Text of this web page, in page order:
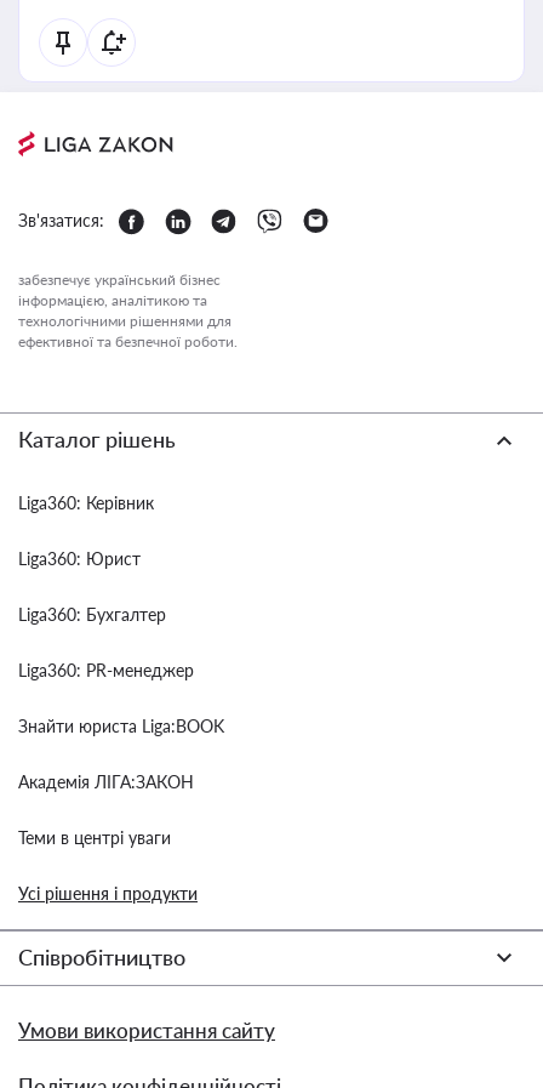
Зв'язатися:
забезпечує український бізнес
інформацією, аналітикою та
технологічними рішеннями для
ефективної та безпечної роботи.
Каталог рішень
Liga360: Керівник
Liga360: Юрист
Liga360: Бухгалтер
Liga360: PR-менеджер
Знайти юриста Liga:BOOK
Академія ЛІГА:ЗАКОН
Теми в центрі уваги
Усі рішення і продукти
Співробітництво
Умови використання сайту